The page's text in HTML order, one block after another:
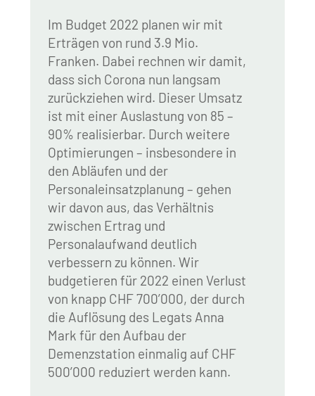
Im Budget 2022 planen wir mit
Erträgen von rund 3.9 Mio.
Franken. Dabei rechnen wir damit,
dass sich Corona nun langsam
zurückziehen wird. Dieser Umsatz
ist mit einer Auslastung von 85 –
90% realisierbar. Durch weitere
Optimierungen – insbesondere in
den Abläufen und der
Personaleinsatzplanung – gehen
wir davon aus, das Verhältnis
zwischen Ertrag und
Personalaufwand deutlich
verbessern zu können. Wir
budgetieren für 2022 einen Verlust
von knapp CHF 700’000, der durch
die Auflösung des Legats Anna
Mark für den Aufbau der
Demenzstation einmalig auf CHF
500’000 reduziert werden kann.